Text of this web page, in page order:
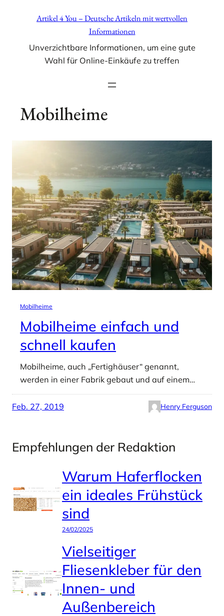
Artikel 4 You – Deutsche Artikeln mit wertvollen
Informationen
Unverzichtbare Informationen, um eine gute
Wahl für Online-Einkäufe zu treffen
Mobilheime
Mobilheime
Mobilheime einfach und
schnell kaufen
Mobilheime, auch „Fertighäuser“ genannt,
werden in einer Fabrik gebaut und auf einem…
Feb. 27, 2019 Henry Ferguson
Empfehlungen der Redaktion
Warum Haferflocken
ein ideales Frühstück
sind
24/02/2025
Vielseitiger
Fliesenkleber für den
Innen- und
Außenbereich